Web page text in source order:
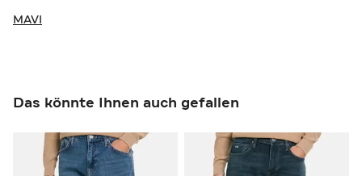
MAVI
Das könnte Ihnen auch gefallen